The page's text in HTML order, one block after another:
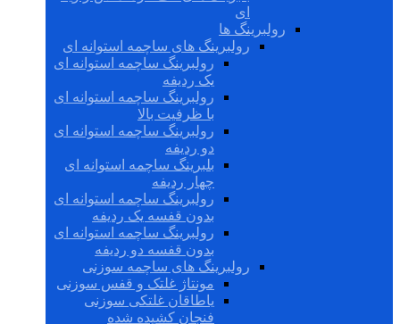
ای
رولبرینگ ها
رولبرینگ های ساچمه استوانه ای
رولبرینگ ساچمه استوانه ای
یک ردیفه
رولبرینگ ساچمه استوانه ای
با ظرفیت بالا
رولبرینگ ساچمه استوانه ای
دو ردیفه
بلبرینگ ساچمه استوانه ای
چهار ردیفه
رولبرینگ ساچمه استوانه ای
بدون قفسه یک ردیفه
رولبرینگ ساچمه استوانه ای
بدون قفسه دو ردیفه
رولبرینگ های ساچمه سوزنی
مونتاژ غلتک و قفس سوزنی
یاطاقان غلتکی سوزنی
فنجان کشیده شده